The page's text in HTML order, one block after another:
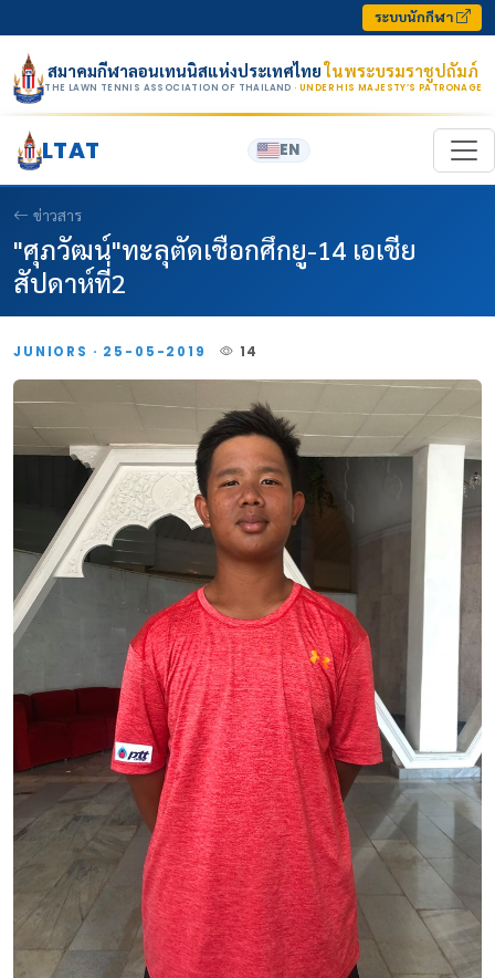
ระบบนักกีฬา
สมาคมกีฬาลอนเทนนิสแห่งประเทศไทยในพระบรมราชูปถัมภ์
THE LAWN TENNIS ASSOCIATION OF THAILAND · UNDER HIS MAJESTY’S PATRONAGE
LTAT EN
ข่าวสาร
"ศุภวัฒน์"ทะลุตัดเชือกศึกยู-14 เอเชีย
สัปดาห์ที่2
JUNIORS · 25-05-2019 14